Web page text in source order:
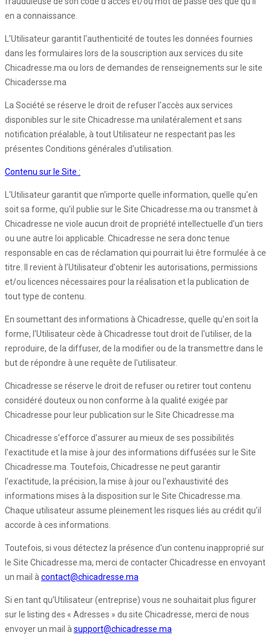
en a connaissance.
L’Utilisateur garantit l'authenticité de toutes les données fournies
dans les formulaires lors de la souscription aux services du site
Chicadresse.ma ou lors de demandes de renseignements sur le site
Chicadersse.ma
La Société se réserve le droit de refuser l'accès aux services
disponibles sur le site Chicadresse.ma unilatéralement et sans
notification préalable, à tout Utilisateur ne respectant pas les
présentes Conditions générales d'utilisation.
Contenu sur le Site :
L'Utilisateur garantit que n'importe quelle information, quelle qu'en
soit sa forme, qu'il publie sur le Site Chicadresse.ma ou transmet à
Chicadresse ne viole aucun droit de propriété intellectuelle d'un tiers
ou une autre loi applicable. Chicadresse ne sera donc tenue
responsable en cas de réclamation qui pourrait lui être formulée à ce
titre. Il revient à l’Utilisateur d'obtenir les autorisations, permissions
et/ou licences nécessaires pour la réalisation et la publication de
tout type de contenu.
En soumettant des informations à Chicadresse, quelle qu'en soit la
forme, l'Utilisateur cède à Chicadresse tout droit de l'utiliser, de la
reproduire, de la diffuser, de la modifier ou de la transmettre dans le
but de répondre à une requête de l'utilisateur.
Chicadresse se réserve le droit de refuser ou retirer tout contenu
considéré douteux ou non conforme à la qualité exigée par
Chicadresse pour leur publication sur le Site Chicadresse.ma
Chicadresse s'efforce d'assurer au mieux de ses possibilités
l'exactitude et la mise à jour des informations diffusées sur le Site
Chicadresse.ma. Toutefois, Chicadresse ne peut garantir
l'exactitude, la précision, la mise à jour ou l'exhaustivité des
informations mises à la disposition sur le Site Chicadresse.ma.
Chaque utilisateur assume pleinement les risques liés au crédit qu'il
accorde à ces informations.
Toutefois, si vous détectez la présence d'un contenu inapproprié sur
le Site Chicadresse.ma, merci de contacter Chicadresse en envoyant
un mail àcontact@chicadresse.ma
Si en tant qu’Utilisateur (entreprise) vous ne souhaitait plus figurer
sur le listing des « Adresses » du site Chicadresse, merci de nous
envoyer un mail àsupport@chicadresse.ma